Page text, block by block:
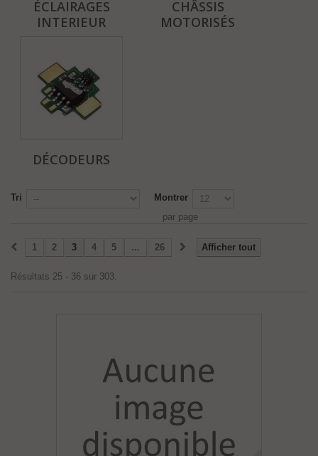
ÉCLAIRAGES
INTERIEUR
CHÂSSIS
MOTORISÉS
DÉCODEURS
Tri
Montrer
par page
Afficher tout
1 2 3 4 5 ... 26
Résultats 25 - 36 sur 303.